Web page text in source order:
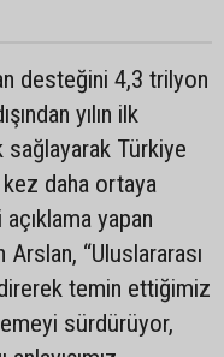
desteğini 4,3 trilyon
yılın ilk
sağlayarak Türkiye
daha ortaya
yapan
“Uluslararası
temin ettiğimiz
sürdürüyor,